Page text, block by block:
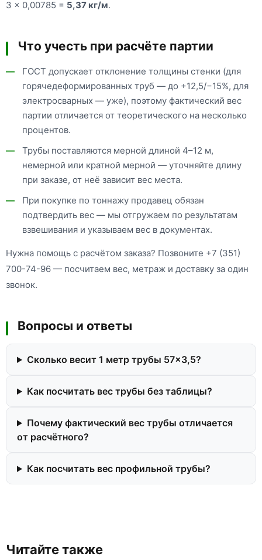
3 × 0,00785 = 5,37 кг/м.
Что учесть при расчёте партии
ГОСТ допускает отклонение толщины стенки (для
горячедеформированных труб — до +12,5/−15%, для
электросварных — уже), поэтому фактический вес
партии отличается от теоретического на несколько
процентов.
Трубы поставляются мерной длиной 4–12 м,
немерной или кратной мерной — уточняйте длину
при заказе, от неё зависит вес места.
При покупке по тоннажу продавец обязан
подтвердить вес — мы отгружаем по результатам
взвешивания и указываем вес в документах.
Нужна помощь с расчётом заказа? Позвоните +7 (351)
700-74-96 — посчитаем вес, метраж и доставку за один
звонок.
Вопросы и ответы
Сколько весит 1 метр трубы 57×3,5?
Как посчитать вес трубы без таблицы?
Почему фактический вес трубы отличается
от расчётного?
Как посчитать вес профильной трубы?
Читайте также